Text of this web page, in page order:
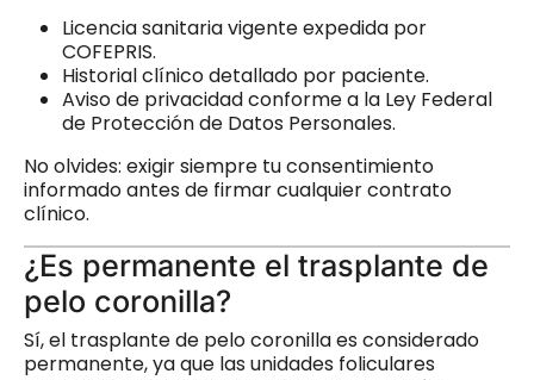
Licencia sanitaria vigente expedida por
COFEPRIS.
Historial clínico detallado por paciente.
Aviso de privacidad conforme a la Ley Federal
de Protección de Datos Personales.
No olvides: exigir siempre tu consentimiento
informado antes de firmar cualquier contrato
clínico.
¿Es permanente el trasplante de
pelo coronilla?
Sí, el trasplante de pelo coronilla es considerado
permanente, ya que las unidades foliculares